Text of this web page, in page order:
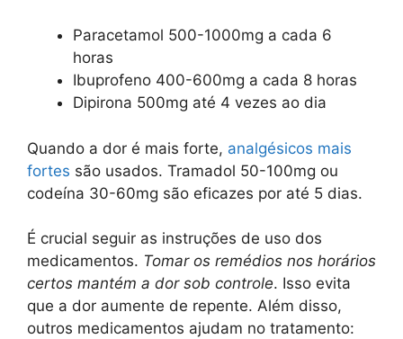
Paracetamol 500-1000mg a cada 6
horas
Ibuprofeno 400-600mg a cada 8 horas
Dipirona 500mg até 4 vezes ao dia
Quando a dor é mais forte, analgésicos mais
fortes são usados. Tramadol 50-100mg ou
codeína 30-60mg são eficazes por até 5 dias.
É crucial seguir as instruções de uso dos
medicamentos. Tomar os remédios nos horários
certos mantém a dor sob controle. Isso evita
que a dor aumente de repente. Além disso,
outros medicamentos ajudam no tratamento: